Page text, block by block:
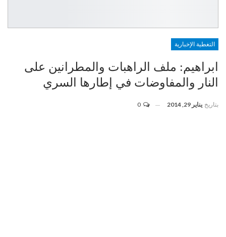
التغطية الإخبارية
ابراهيم: ملف الراهبات والمطرانين على
النار والمفاوضات في إطارها السري
بتاريخ يناير 29, 2014